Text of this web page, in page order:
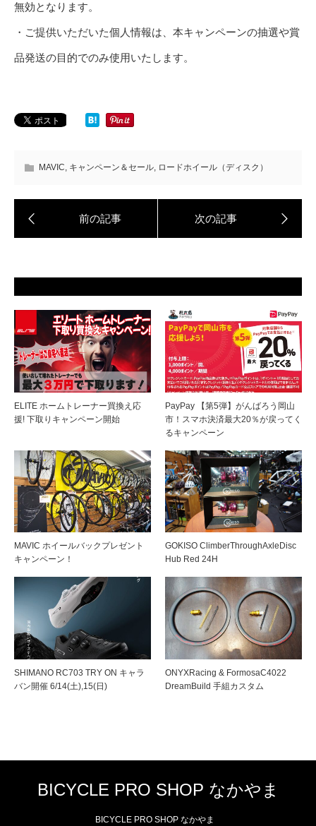
無効となります。
・ご提供いただいた個人情報は、本キャンペーンの抽選や賞
品発送の目的でのみ使用いたします。
MAVIC, キャンペーン＆セール, ロードホイール（ディスク）
ELITE ホームトレーナー買換え応
援! 下取りキャンペーン開始
PayPay 【第5弾】がんばろう岡山
市！スマホ決済最大20％が戻ってく
るキャンペーン
MAVIC ホイールバックプレゼント
キャンペーン！
GOKISO ClimberThroughAxleDisc
Hub Red 24H
SHIMANO RC703 TRY ON キャラ
バン開催 6/14(土),15(日)
ONYXRacing & FormosaC4022
DreamBuild 手組カスタム
BICYCLE PRO SHOP なかやま
BICYCLE PRO SHOP なかやま